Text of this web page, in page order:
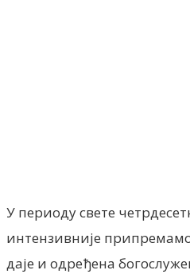
У периоду свете
интензивније
даје и одређена